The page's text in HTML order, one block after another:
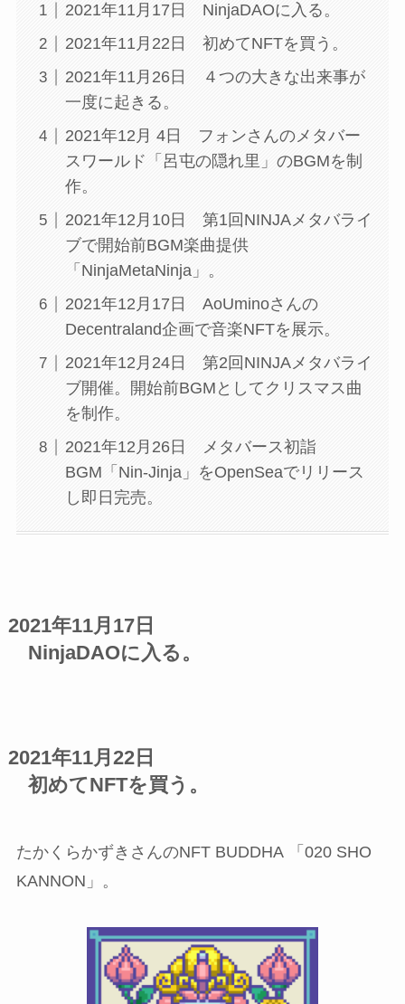
2021年11月17日 NinjaDAOに入る。
2021年11月22日 初めてNFTを買う。
2021年11月26日 ４つの大きな出来事が
一度に起きる。
2021年12月 4日 フォンさんのメタバー
スワールド「呂屯の隠れ里」のBGMを制
作。
2021年12月10日 第1回NINJAメタバライ
ブで開始前BGM楽曲提供
「NinjaMetaNinja」。
2021年12月17日 AoUminoさんの
Decentraland企画で音楽NFTを展示。
2021年12月24日 第2回NINJAメタバライ
ブ開催。開始前BGMとしてクリスマス曲
を制作。
2021年12月26日 メタバース初詣
BGM「Nin-Jinja」をOpenSeaでリリース
し即日完売。
2021年11月17日
NinjaDAOに入る。
2021年11月22日
初めてNFTを買う。
たかくらかずきさんのNFT BUDDHA 「020 SHO
KANNON」。